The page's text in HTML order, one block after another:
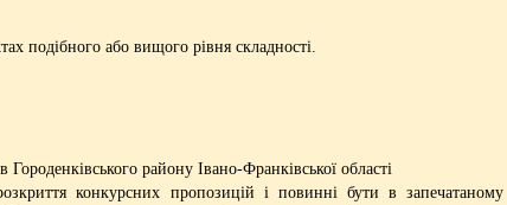
подібного або вищого рівня складності.
району Івано-Франківської області
конкурсних пропозицій і повинні бути в запечатаному